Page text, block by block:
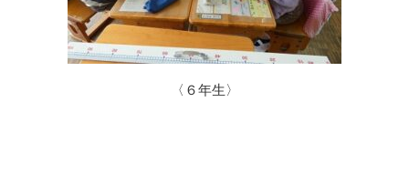
〈６年生〉